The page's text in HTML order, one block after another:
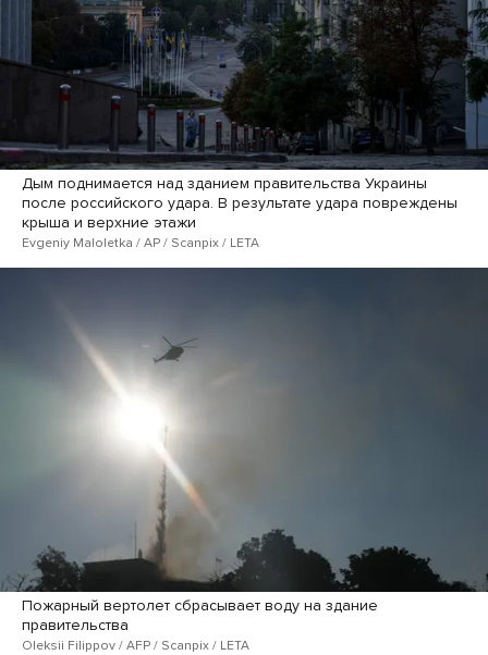
Дым поднимается над зданием правительства Украины
после российского удара. В результате удара повреждены
крыша и верхние этажи
Evgeniy Maloletka / AP / Scanpix / LETA
Пожарный вертолет сбрасывает воду на здание
правительства
Oleksii Filippov / AFP / Scanpix / LETA